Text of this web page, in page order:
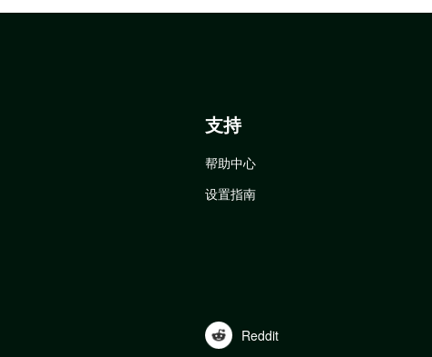
支持
帮助中心
设置指南
Reddit